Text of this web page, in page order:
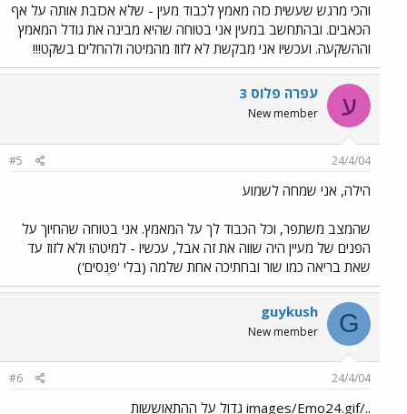
והכי מרגש שעשית כזה מאמץ לכבוד מעין - שלא אכזבת אותה על אף
הכאבים. ובהתחשב במעין אני בטוחה שהיא מבינה את גודל המאמץ
וההשקעה. ועכשיו אני מבקשת לא לזוז מהמיטה ולהחלים בשקט!!!
ע עפרה פלוס 3
New member
24/4/04
#5
הילה, אני שמחה לשמוע
שהמצב משתפר, וכל הכבוד לך על המאמץ. אני בטוחה שהחיוך על
הפנים של מעיין היה שווה את זה אבל, עכשיו - למיטה! ולא לזוז עד
שאת בריאה כמו שור ובחתיכה אחת שלמה (בלי 'פֶּנסים')
G
guykush
New member
24/4/04
#6
../images/Emo24.gif גדול על ההתאוששות